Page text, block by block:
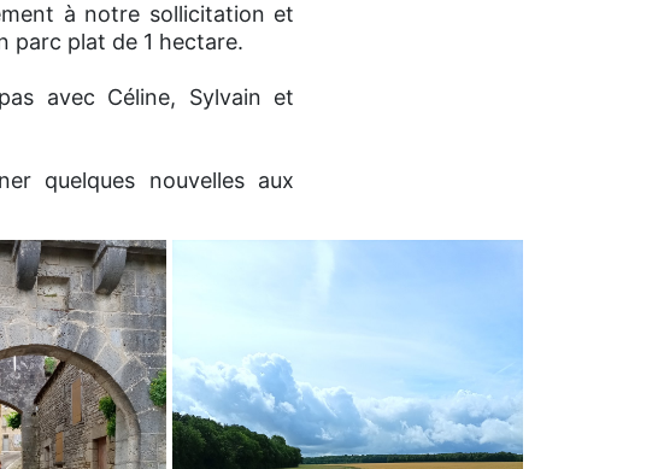
à notre sollicitation et
parc plat de 1 hectare.
avec Céline, Sylvain et
quelques nouvelles aux